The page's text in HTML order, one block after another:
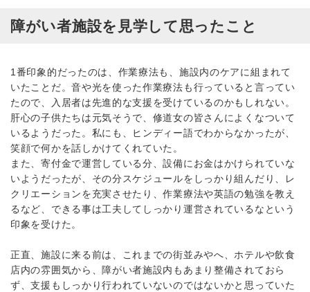
障がい者施設を見学して思ったこと
1番印象的だったのは、作業療法も、施設内のケアに組まれて
いたことだ。音や光を使った作業療法も行っていると言ってい
たので、入居者は先進的な支援を受けているのかもしれない。
肝心の子供たちは元気そうで、修道女の皆さんによくなついて
いるようだった。私にも、ヒンディー語でわからなかったが、
笑顔で何かを話しかけてくれていた。
また、寄付金で運営している分、設備にお金はかけられていな
いようだったが、その分スケジュールをしっかり組んだり、レ
クリエーションを充実させたり、作業療法や英語の勉強を教え
るなど、できる事は工夫してしっかり運営されているなという
印象を受けた。
正直、施設に来る前は、これまでの街並みやへ、ホテルや飲食
店内の雰囲気から、障がい者施設内もあまり整備されておら
ず、支援もしっかり行われていないのではないかと思っていた